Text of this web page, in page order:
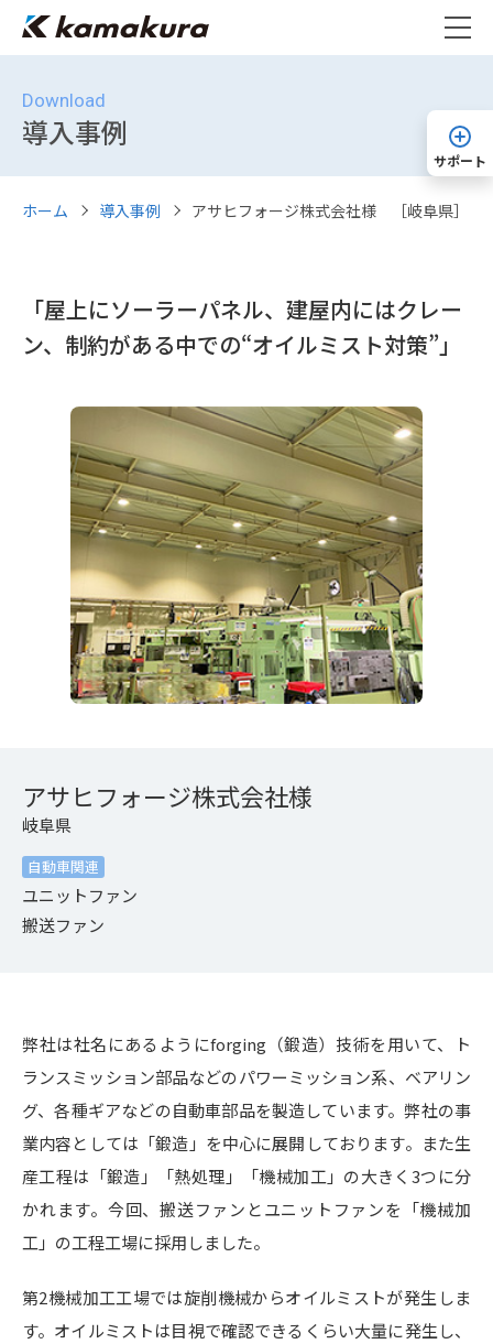
Download
導入事例
ホーム 導入事例 アサヒフォージ株式会社様 ［岐阜県］
「屋上にソーラーパネル、建屋内にはクレー
ン、制約がある中での“オイルミスト対策”」
アサヒフォージ株式会社様
岐阜県
自動車関連
ユニットファン
搬送ファン
弊社は社名にあるようにforging（鍛造）技術を用いて、ト
ランスミッション部品などのパワーミッション系、ベアリン
グ、各種ギアなどの自動車部品を製造しています。弊社の事
業内容としては「鍛造」を中心に展開しております。また生
産工程は「鍛造」「熱処理」「機械加工」の大きく3つに分
かれます。今回、搬送ファンとユニットファンを「機械加
工」の工程工場に採用しました。
第2機械加工工場では旋削機械からオイルミストが発生しま
す。オイルミストは目視で確認できるくらい大量に発生し、
サポート